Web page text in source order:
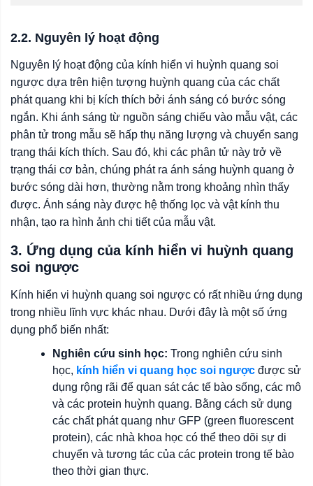
2.2. Nguyên lý hoạt động
Nguyên lý hoạt động của kính hiển vi huỳnh quang soi
ngược dựa trên hiện tượng huỳnh quang của các chất
phát quang khi bị kích thích bởi ánh sáng có bước sóng
ngắn. Khi ánh sáng từ nguồn sáng chiếu vào mẫu vật, các
phân tử trong mẫu sẽ hấp thụ năng lượng và chuyển sang
trạng thái kích thích. Sau đó, khi các phân tử này trở về
trạng thái cơ bản, chúng phát ra ánh sáng huỳnh quang ở
bước sóng dài hơn, thường nằm trong khoảng nhìn thấy
được. Ánh sáng này được hệ thống lọc và vật kính thu
nhận, tạo ra hình ảnh chi tiết của mẫu vật.
3. Ứng dụng của kính hiển vi huỳnh quang
soi ngược
Kính hiển vi huỳnh quang soi ngược có rất nhiều ứng dụng
trong nhiều lĩnh vực khác nhau. Dưới đây là một số ứng
dụng phổ biến nhất:
Nghiên cứu sinh học: Trong nghiên cứu sinh
học, kính hiển vi quang học soi ngược được sử
dụng rộng rãi để quan sát các tế bào sống, các mô
và các protein huỳnh quang. Bằng cách sử dụng
các chất phát quang như GFP (green fluorescent
protein), các nhà khoa học có thể theo dõi sự di
chuyển và tương tác của các protein trong tế bào
theo thời gian thực.